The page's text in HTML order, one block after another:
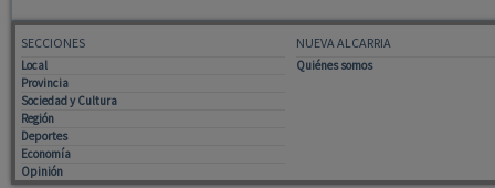
SECCIONES
Local
Provincia
Sociedad y Cultura
Región
Deportes
Economía
Opinión
NUEVA ALCARRIA
Quiénes somos